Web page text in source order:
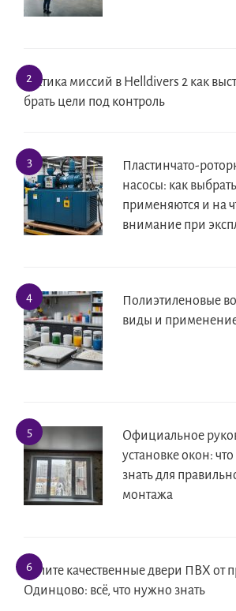
Тактика миссий в Helldivers 2 как
брать цели под контроль
Пластинчато-
насосы: как
применяются и на
внимание при
Полиэтиленовые
виды и
Официальное
установке окон:
знать для
монтажа
Купите качественные двери ПВХ от
Одинцово: всё, что нужно знать